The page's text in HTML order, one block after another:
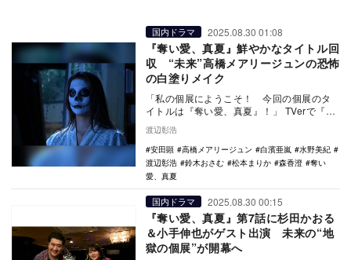
国内ドラマ 2025.08.30 01:08
『奪い愛、真夏』鮮やかなタイトル回
収 “未来”高橋メアリージュンの恐怖
の白塗りメイク
「私の個展にようこそ！ 今回の個展のタ
イトルは『奪い愛、真夏』！」 TVerで『奪
い愛、真夏』をみる ストレートかつ、鮮
や…
渡辺彰浩
安田顕
高橋メアリージュン 白濱亜嵐
水野美紀
渡辺彰浩
鈴木おさむ 松本まりか 森香澄
奪い
愛、真夏
国内ドラマ 2025.08.30 00:15
『奪い愛、真夏』第7話に杉田かおる
＆小手伸也がゲスト出演 未来の“地
獄の個展”が開幕へ